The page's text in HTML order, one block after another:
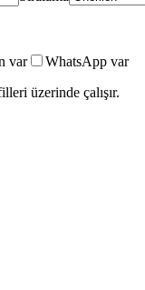
var
WhatsApp var
üzerinde çalışır.